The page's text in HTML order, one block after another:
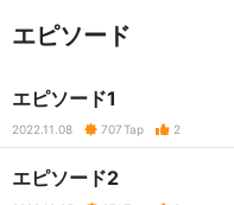
エピソード
エピソード1
2022.11.08 707Tap 2
エピソード2